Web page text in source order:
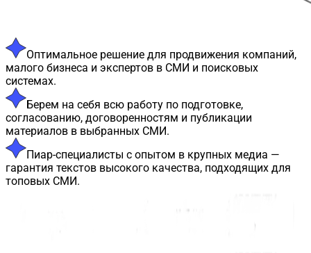
Оптимальное решение для продвижения компаний,
малого бизнеса и экспертов в СМИ и поисковых
системах.
Берем на себя всю работу по подготовке,
согласованию, договоренностям и публикации
материалов в выбранных СМИ.
Пиар-специалисты с опытом в крупных медиа —
гарантия текстов высокого качества, подходящих для
топовых СМИ.